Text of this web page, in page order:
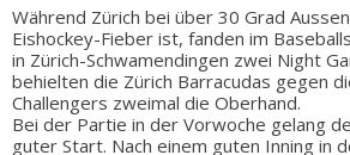
Während Zürich bei über 30 Grad
Eishockey-Fieber ist, fanden im
in Zürich-Schwamendingen zwei Night
behielten die Zürich Barracudas gegen
Challengers zweimal die Oberhand.
Bei der Partie in der Vorwoche gelang
guter Start. Nach einem guten Inning in